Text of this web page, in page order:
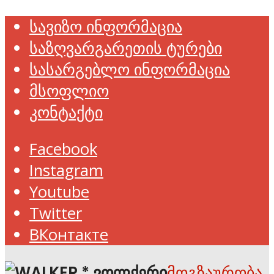
სავიზო ინფორმაცია
საზღვარგარეთის ტურები
სასარგებლო ინფორმაცია
მსოფლიო
კონტაქტი
Facebook
Instagram
Youtube
Twitter
ВКонтакте